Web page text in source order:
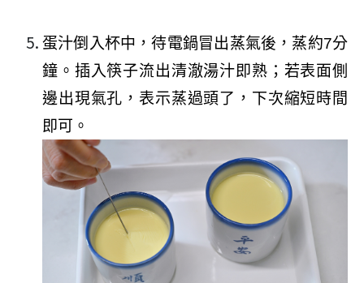
蛋汁倒入杯中，待電鍋冒出蒸氣後，蒸約7分
鐘。插入筷子流出清澈湯汁即熟；若表面側
邊出現氣孔，表示蒸過頭了，下次縮短時間
即可。